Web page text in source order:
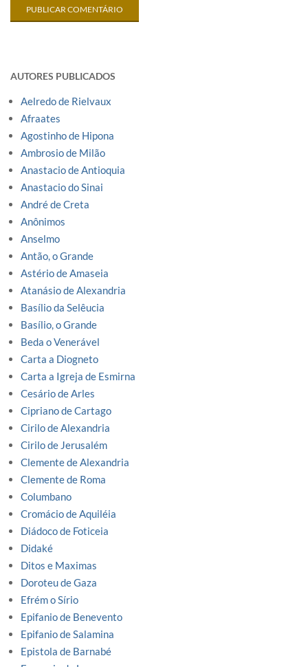
AUTORES PUBLICADOS
Aelredo de Rielvaux
Afraates
Agostinho de Hipona
Ambrosio de Milão
Anastacio de Antioquia
Anastacio do Sinai
André de Creta
Anônimos
Anselmo
Antão, o Grande
Astério de Amaseia
Atanásio de Alexandria
Basílio da Selêucia
Basílio, o Grande
Beda o Venerável
Carta a Diogneto
Carta a Igreja de Esmirna
Cesário de Arles
Cipriano de Cartago
Cirilo de Alexandria
Cirilo de Jerusalém
Clemente de Alexandria
Clemente de Roma
Columbano
Cromácio de Aquiléia
Diádoco de Foticeia
Didaké
Ditos e Maximas
Doroteu de Gaza
Efrém o Sírio
Epifanio de Benevento
Epifanio de Salamina
Epistola de Barnabé